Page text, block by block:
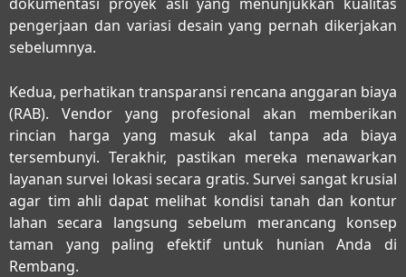
pengerjaan dan variasi desain yang pernah dikerjakan
sebelumnya.
Kedua, perhatikan transparansi rencana anggaran biaya
(RAB). Vendor yang profesional akan memberikan
rincian harga yang masuk akal tanpa ada biaya
tersembunyi. Terakhir, pastikan mereka menawarkan
layanan survei lokasi secara gratis. Survei sangat krusial
agar tim ahli dapat melihat kondisi tanah dan kontur
lahan secara langsung sebelum merancang konsep
taman yang paling efektif untuk hunian Anda di
Rembang.